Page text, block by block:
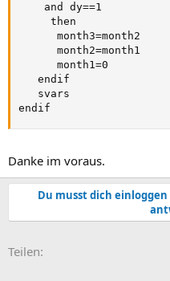
    and dy==1
     then
      month3=month2
      month2=month1
      month1=0
   endif
   svars
endif
Danke im voraus.
Du musst dich
Teilen: